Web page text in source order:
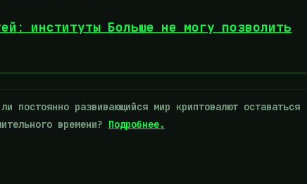
институты Больше не могу позволить
постоянно развивающийся мир криптовалют оставаться
времени? Подробнее.